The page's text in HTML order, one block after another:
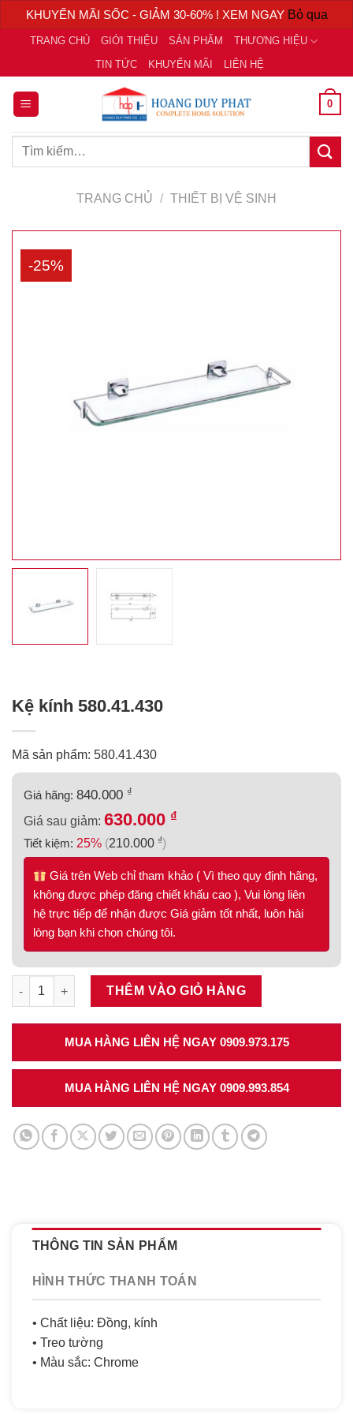
KHUYẾN MÃI SỐC - GIẢM 30-60% ! XEM NGAY Bỏ qua
Chuyển
nội
dung
TRANG CHỦ GIỚI THIỆU SẢN PHẨM
THƯƠNG HIỆU
TIN TỨC
KHUYẾN MÃI LIÊN HỆ
0
Tìm
TRANG CHỦ / THIẾT BỊ VỆ SINH
-25%
Kệ kính 580.41.430
Mã sản phẩm: 580.41.430
Giá hãng: 840.000 ₫
Giá sau giảm: 630.000 ₫
Tiết kiệm: 25% (210.000 ₫)
Giá trên Web chỉ tham khảo ( Vì theo quy định hãng,
không được phép đăng chiết khấu cao ), Vui lòng liên
hệ trực tiếp để nhận được Giá giảm tốt nhất, luôn hài
lòng bạn khi chọn chúng tôi.
Kệ kính 580.41.430 số lượng
THÊM VÀO GIỎ HÀNG
MUA HÀNG LIÊN HỆ NGAY 0909.973.175
MUA HÀNG LIÊN HỆ NGAY 0909.993.854
THÔNG TIN SẢN PHẨM
HÌNH THỨC THANH TOÁN
• Chất liệu: Đồng, kính
• Treo tường
• Màu sắc: Chrome